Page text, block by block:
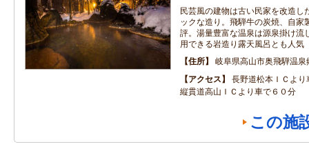
民芸風の建物は古い民家を改造し
ックな造り。飛騨牛の炭焼、自家
評。湯量豊富な温泉は源泉掛け流
用できる岩造り露天風呂とも人気
住所
岐阜県高山市奥飛騨温泉
アクセス
長野道松本ＩＣよ
縦貫道高山ＩＣより車で６０分
この施